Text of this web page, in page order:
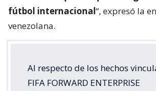
fútbol internacional“, expresó la
venezolana.
Al respecto de los hechos
FIFA FORWARD ENTERPRISE